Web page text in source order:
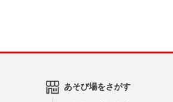
あそび場をさがす